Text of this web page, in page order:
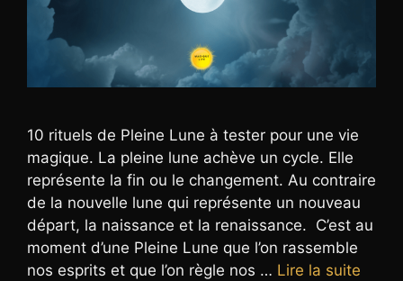
10 rituels de Pleine Lune à tester pour une vie
magique. La pleine lune achève un cycle. Elle
représente la fin ou le changement. Au contraire
de la nouvelle lune qui représente un nouveau
départ, la naissance et la renaissance. C’est au
moment d’une Pleine Lune que l’on rassemble
nos esprits et que l’on règle nos … Lire la suite